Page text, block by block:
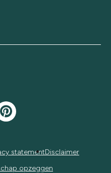
statementDisclaimer
opzeggen